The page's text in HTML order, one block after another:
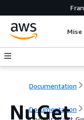
Documentation
Documentation
NuGet